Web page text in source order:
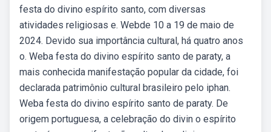
festa do divino espírito santo, com diversas
atividades religiosas e. Webde 10 a 19 de maio de
2024. Devido sua importância cultural, há quatro anos
o. Weba festa do divino espírito santo de paraty, a
mais conhecida manifestação popular da cidade, foi
declarada patrimônio cultural brasileiro pelo iphan.
Weba festa do divino espírito santo de paraty. De
origem portuguesa, a celebração do divin o espírito